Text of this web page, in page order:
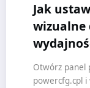
Jak
wizualne
Otwórz panel
powercfg.cpl i